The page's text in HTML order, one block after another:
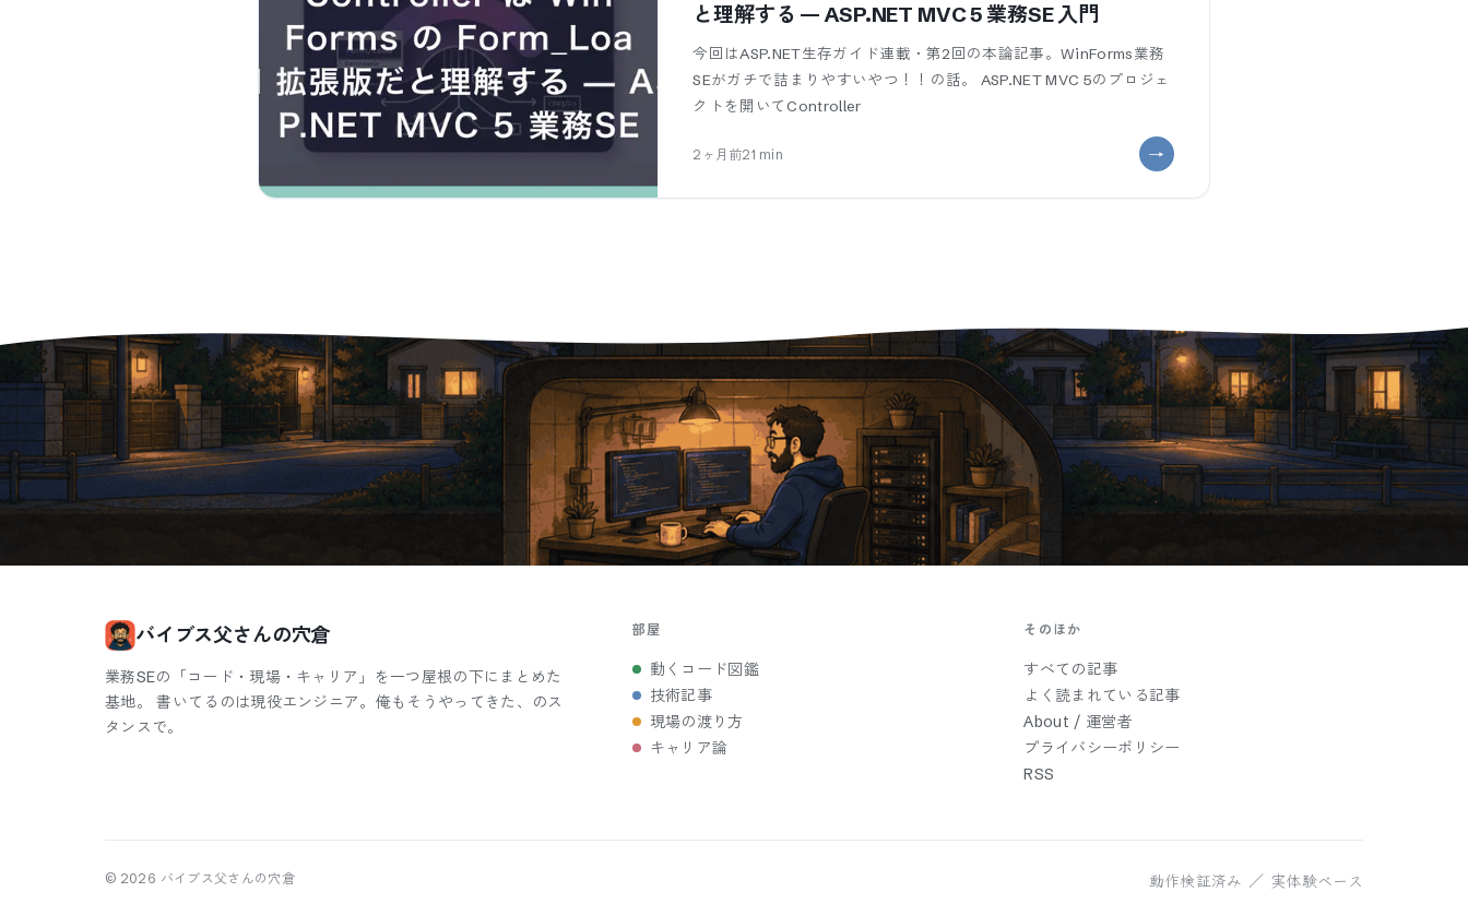
と理解する — ASP.NET MVC 5 業務SE 入門
今回はASP.NET生存ガイド連載・第2回の本論記事。WinForms業務
SEがガチで詰まりやすいやつ！！の話。 ASP.NET MVC 5のプロジェ
クトを開いてController
2ヶ月前21 min
バイブス父さんの穴倉
業務SEの「コード・現場・キャリア」を一つ屋根の下にまとめた
基地。 書いてるのは現役エンジニア。俺もそうやってきた、のス
タンスで。
部屋
動くコード図鑑
技術記事
現場の渡り方
キャリア論
そのほか
すべての記事
よく読まれている記事
About / 運営者
プライバシーポリシー
RSS
© 2026 バイブス父さんの穴倉 動作検証済み ／ 実体験ベース